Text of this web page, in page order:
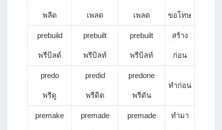
พลีด เพลด เพลด ขอโทษ
prebuild
พรีบิลด์
prebuilt
พรีบิลท์
prebuilt
พรีบิลท์
สร้าง
ก่อน
predo
พรีดู
predid
พรีดิด
predone
พรีดัน
ทำก่อน
premake premade premade ทำมา